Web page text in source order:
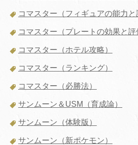
コマスター（フィギュアの能力と
コマスター（プレートの効果と評
コマスター（ホテル攻略）
コマスター（ランキング）
コマスター（必勝法）
サンムーン＆USM（育成論）
サンムーン（体験版）
サンムーン（新ポケモン）